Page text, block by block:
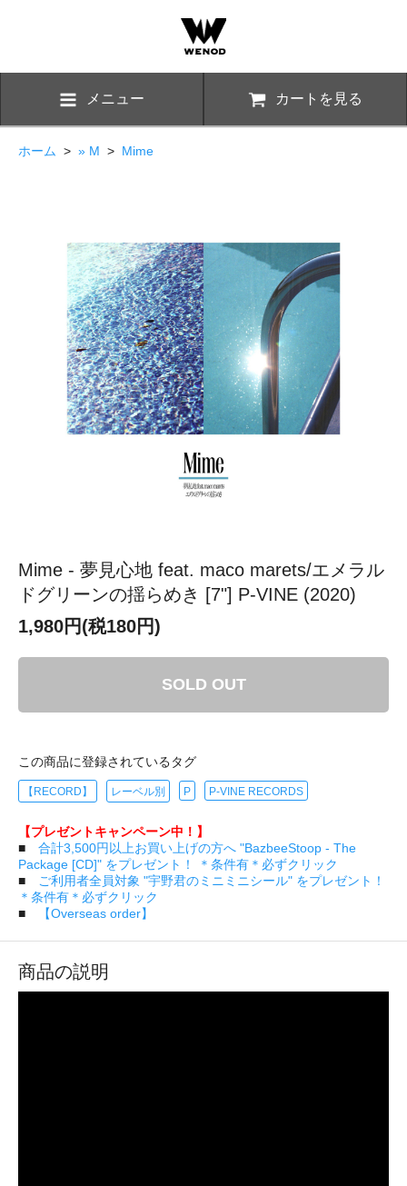
メニュー カートを見る
ホーム > » M > Mime
Mime - 夢見心地 feat. maco marets/エメラル
ドグリーンの揺らめき [7"] P-VINE (2020)
1,980円(税180円)
SOLD OUT
この商品に登録されているタグ
【RECORD】 レーベル別 P P-VINE RECORDS
【プレゼントキャンペーン中！】
■ 合計3,500円以上お買い上げの方へ "BazbeeStoop - The
Package [CD]" をプレゼント！ ＊条件有＊必ずクリック
■
ご利用者全員対象 "宇野君のミニミニシール" をプレゼント！
＊条件有＊必ずクリック
■
【Overseas order】
商品の説明